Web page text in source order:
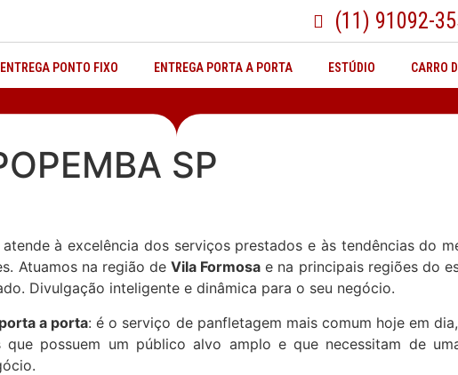
(11) 91092-
ENTREGA PONTO FIXO ENTREGA PORTA A PORTA ESTÚDIO CARRO
SP
à excelência dos serviços prestados e às tendências do
Atuamos na região de Vila Formosae na principais regiões do
Divulgação inteligente e dinâmica para o seu negócio.
a porta: é o serviço de panfletagem mais comum hoje em
possuem um público alvo amplo e que necessitam de